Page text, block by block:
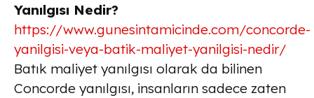
Yanılgısı Nedir?
https://www.gunesintamicinde.com/concorde-
yanilgisi-veya-batik-maliyet-yanilgisi-nedir/
Batık maliyet yanılgısı olarak da bilinen
Concorde yanılgısı, insanların sadece zaten